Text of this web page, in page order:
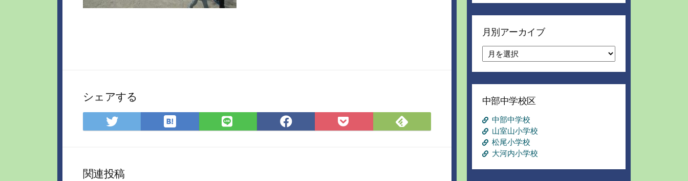
シェアする
Twitter
で
ア
は
て
LINE
で
Facebook
で
Pocket
に
Feedly
で
関連投稿
月別アーカイブ
別
ア
ー
イ
ブ
中部中学校区
中部中学校
山室山小学校
松尾小学校
大河内小学校